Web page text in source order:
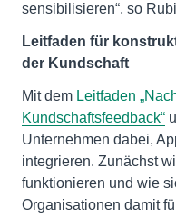
sensibilisieren“, so
Leitfaden für
der Kundschaft
Mit dem Leitfaden
Kundschaftsfeedback“
Unternehmen dabei,
integrieren. Zunächst
funktionieren und wie
Organisationen damit